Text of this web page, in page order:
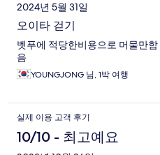
2024년 5월 31일
오이타 걷기
벳푸에 적당한비용으로 머물만
음
YOUNGJONG 님, 1박 여행
실제 이용 고객 후기
10/10 - 최고예요